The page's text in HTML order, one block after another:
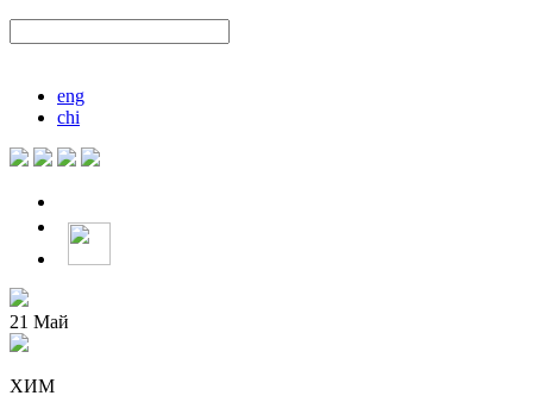
eng
chi
21 Май
ХИМ